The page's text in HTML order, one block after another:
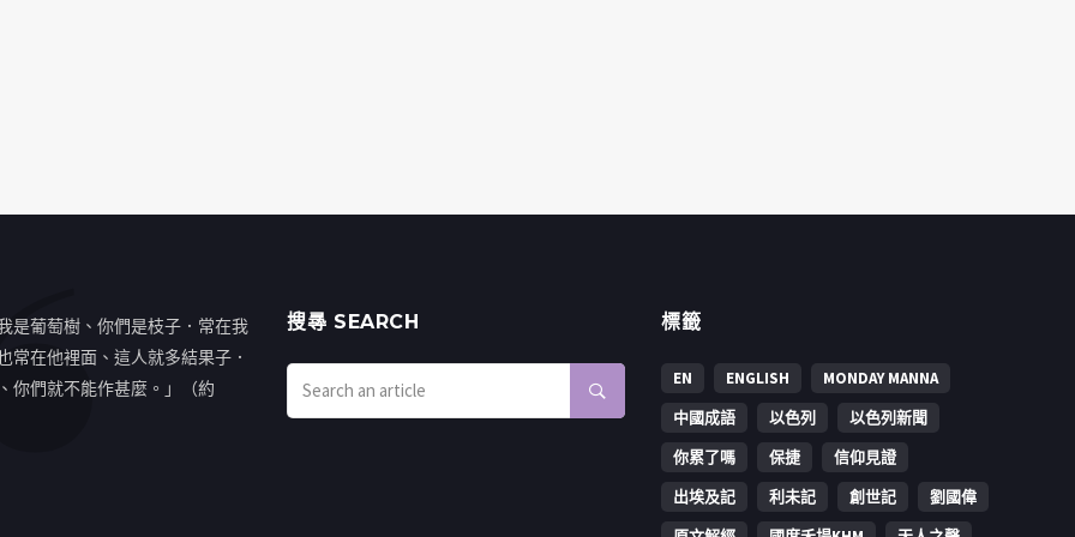
是葡萄樹、你們是枝子．常在我
常在他裡面、這人就多結果子．
你們就不能作甚麼。」（約
搜㝷 SEARCH 標籤
EN ENGLISH
MONDAY MANNA
中國成語
以色列
以色列新聞
你累了嗎
保捷
信仰見證
出埃及記
利未記 創世記
劉國偉